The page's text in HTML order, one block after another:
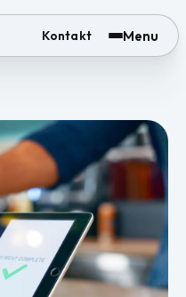
Kontakt Menu